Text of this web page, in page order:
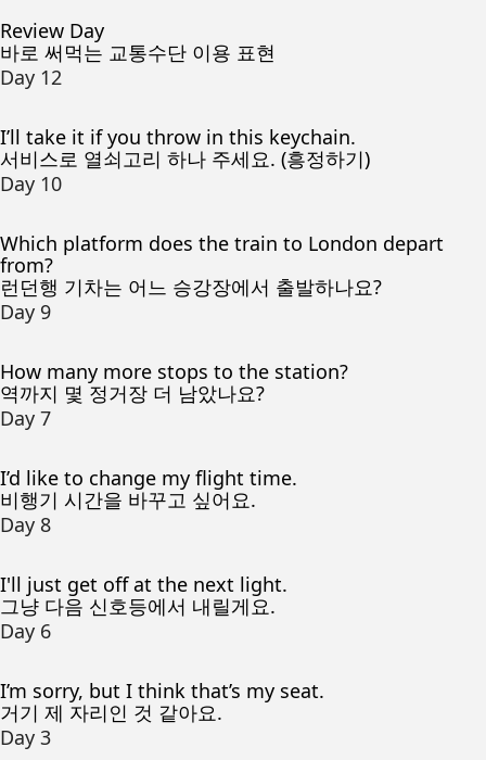
Review Day
바로 써먹는 교통수단 이용 표현
Day 12
I’ll take it if you throw in this keychain.
서비스로 열쇠고리 하나 주세요. (흥정하기)
Day 10
Which platform does the train to London depart
from?
런던행 기차는 어느 승강장에서 출발하나요?
Day 9
How many more stops to the station?
역까지 몇 정거장 더 남았나요?
Day 7
I’d like to change my flight time.
비행기 시간을 바꾸고 싶어요.
Day 8
I'll just get off at the next light.
그냥 다음 신호등에서 내릴게요.
Day 6
I’m sorry, but I think that’s my seat.
거기 제 자리인 것 같아요.
Day 3